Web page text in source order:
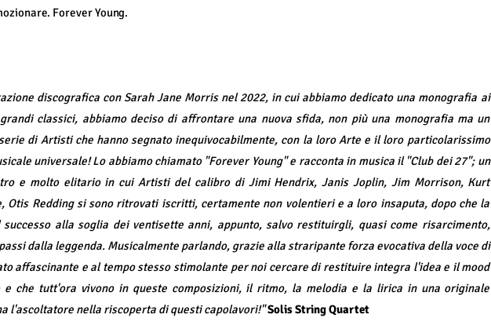
Forever Young.
discografica con Sarah Jane Morris nel 2022, in cui abbiamo dedicato una monografia ai
classici, abbiamo deciso di affrontare una nuova sfida, non più una monografia ma un
di Artisti che hanno segnato inequivocabilmente, con la loro Arte e il loro particolarissimo
universale! Lo abbiamo chiamato "Forever Young" e racconta in musica il "Club dei 27"; un
e molto elitario in cui Artisti del calibro di Jimi Hendrix, Janis Joplin, Jim Morrison, Kurt
Otis Redding si sono ritrovati iscritti, certamente non volentieri e a loro insaputa, dopo che la
alla soglia dei ventisette anni, appunto, salvo restituirgli, quasi come risarcimento,
dalla leggenda. Musicalmente parlando, grazie alla straripante forza evocativa della voce di
affascinante e al tempo stesso stimolante per noi cercare di restituire integra l'idea e il mood
e che tutt'ora vivono in queste composizioni, il ritmo, la melodia e la lirica in una originale
l'ascoltatore nella riscoperta di questi capolavori!"Solis String Quartet